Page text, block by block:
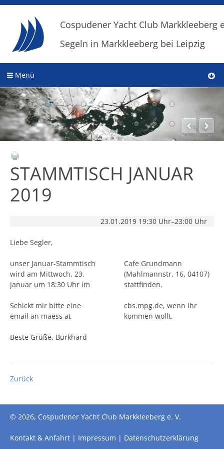
Cospudener Yacht Club Markkleeberg
Segeln in Markkleeberg bei Leipzig
Menü
STAMMTISCH JANUAR
2019
23.01.2019 19:30 Uhr–23:00 Uhr
Liebe Segler,
unser Januar-Stammtisch
wird am Mittwoch, 23.
Januar um 18:30 Uhr im
Cafe Grundmann
(Mahlmannstr. 16, 04107)
stattfinden.
Schickt mir bitte eine
email an maess at
cbs.mpg.de, wenn Ihr
kommen wollt.
Beste Grüße, Burkhard
Zurück
© 2026, Cospudener Yacht Club Markkleeberg e. V.
Kontakt & Anfahrt Impressum Datenschutzerklärung